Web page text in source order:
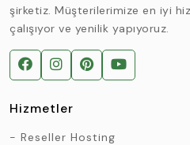
şirketiz. Müşterilerimize en iyi
çalışıyor ve yenilik yapıyoruz.
Hizmetler
Reseller Hosting